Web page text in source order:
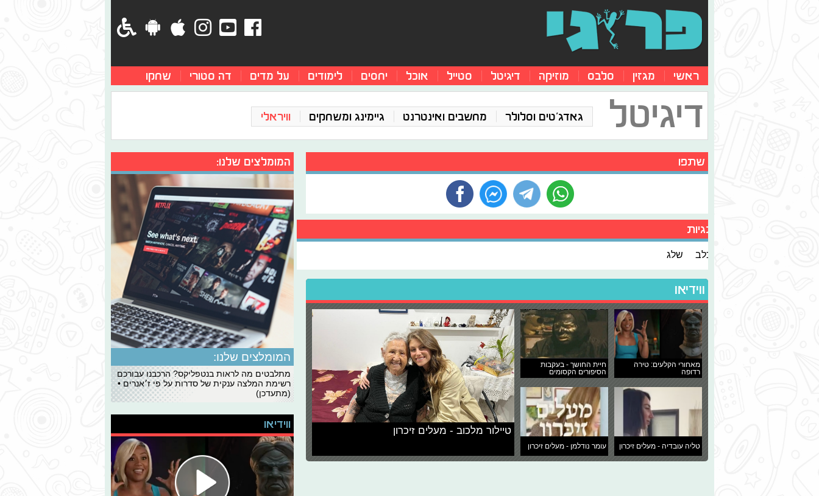
ראשי מגזין סלבס מוזיקה דיגיטל סטייל אוכל יחסים לימודים על מדים דה סטורי שחקו
דיגיטל גאדג'טים וסלולר מחשבים ואינטרנט גיימינג ומשחקים וויראלי
שתפו
תגיות
כלב שלג
ווידיאו
מאחורי הקלעים: טירה
רדופה
חיית החושך - בעקבות
הסיפורים הקסומים
טליה עובדיה - מעלים זיכרון עומר נודלמן - מעלים זיכרון
טיילור מלכוב - מעלים זיכרון
המומלצים שלנו:
המומלצים שלנו:
מתלבטים מה לראות בנטפליקס? הרכבנו עבורכם
רשימת המלצה ענקית של סדרות על פי ז׳אנרים •
(מתעדכן)
ווידיאו